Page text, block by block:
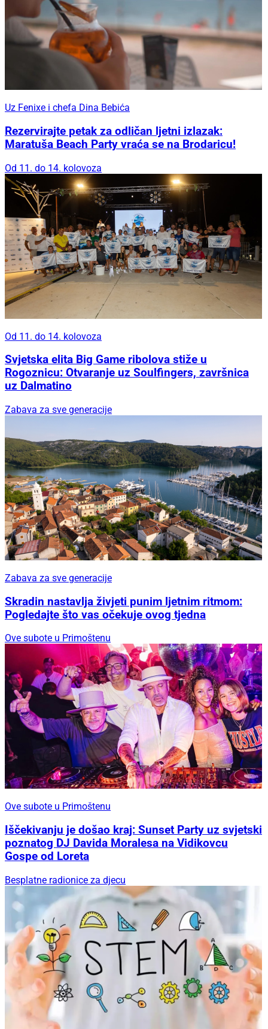
Uz Fenixe i chefa Dina Bebića
Rezervirajte petak za odličan ljetni izlazak:
Maratuša Beach Party vraća se na Brodaricu!
Od 11. do 14. kolovoza
Od 11. do 14. kolovoza
Svjetska elita Big Game ribolova stiže u
Rogoznicu: Otvaranje uz Soulfingers, završnica
uz Dalmatino
Zabava za sve generacije
Zabava za sve generacije
Skradin nastavlja živjeti punim ljetnim ritmom:
Pogledajte što vas očekuje ovog tjedna
Ove subote u Primoštenu
Ove subote u Primoštenu
Iščekivanju je došao kraj: Sunset Party uz svjetski
poznatog DJ Davida Moralesa na Vidikovcu
Gospe od Loreta
Besplatne radionice za djecu